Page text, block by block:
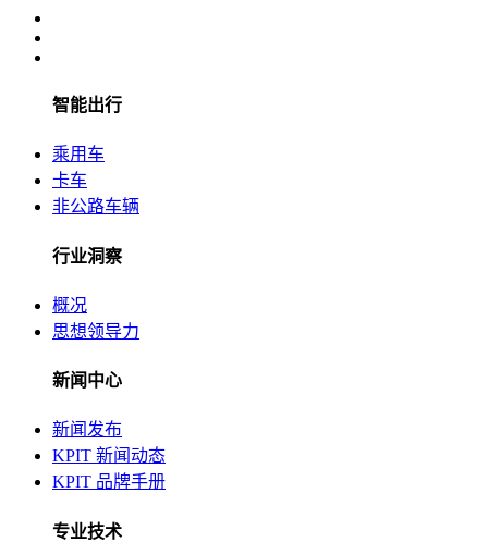
智能出行
乘用车
卡车
非公路车辆
行业洞察
概况
思想领导力
新闻中心
新闻发布
KPIT 新闻动态
KPIT 品牌手册
专业技术